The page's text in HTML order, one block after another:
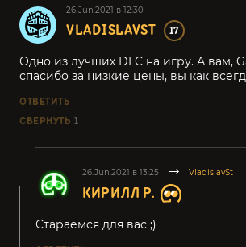
26.Jun.2021 в 12:30
VLADISLAVST 17
Одно из лучших DLC на игру. А вам,
спасибо за низкие цены, вы как
ОТВЕТИТЬ
СВЕРНУТЬ 1
26.Jun.2021 в 13:25 VladislavSt
КИРИЛЛ Р.
Стараемся для вас ;)